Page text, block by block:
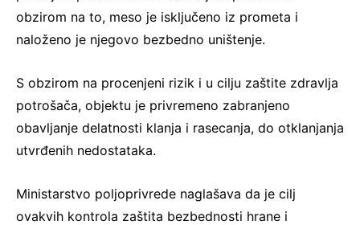
obzirom na to, meso je isključeno iz prometa i
naloženo je njegovo bezbedno uništenje.
S obzirom na procenjeni rizik i u cilju zaštite zdravlja
potrošača, objektu je privremeno zabranjeno
obavljanje delatnosti klanja i rasecanja, do otklanjanja
utvrđenih nedostataka.
Ministarstvo poljoprivrede naglašava da je cilj
ovakvih kontrola zaštita bezbednosti hrane i